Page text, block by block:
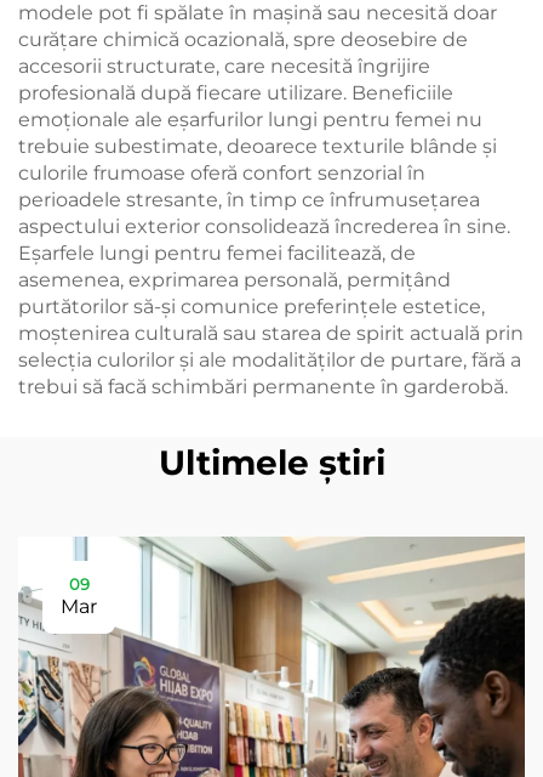
modele pot fi spălate în mașină sau necesită doar
curățare chimică ocazională, spre deosebire de
accesorii structurate, care necesită îngrijire
profesională după fiecare utilizare. Beneficiile
emoționale ale eşarfurilor lungi pentru femei nu
trebuie subestimate, deoarece texturile blânde și
culorile frumoase oferă confort senzorial în
perioadele stresante, în timp ce înfrumusețarea
aspectului exterior consolidează încrederea în sine.
Eşarfele lungi pentru femei facilitează, de
asemenea, exprimarea personală, permițând
purtătorilor să-și comunice preferințele estetice,
moștenirea culturală sau starea de spirit actuală prin
selecția culorilor și ale modalităților de purtare, fără a
trebui să facă schimbări permanente în garderobă.
Ultimele știri
09
Mar